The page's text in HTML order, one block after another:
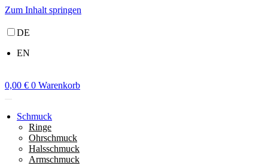
Zum Inhalt springen
DE
EN
0,00 € 0 Warenkorb
Schmuck
Ringe
Ohrschmuck
Halsschmuck
Armschmuck